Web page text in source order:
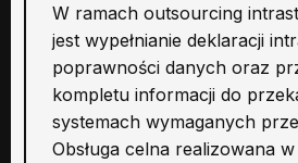
W ramach outsourcing
jest wypełnianie deklaracji
poprawności danych oraz
kompletu informacji do
systemach wymaganych
Obsługa celna realizowana